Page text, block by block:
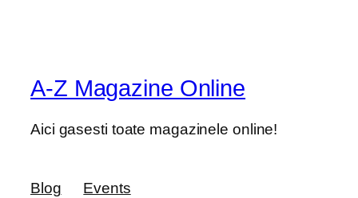
A-Z Magazine Online
Aici gasesti toate magazinele online!
Blog
Events